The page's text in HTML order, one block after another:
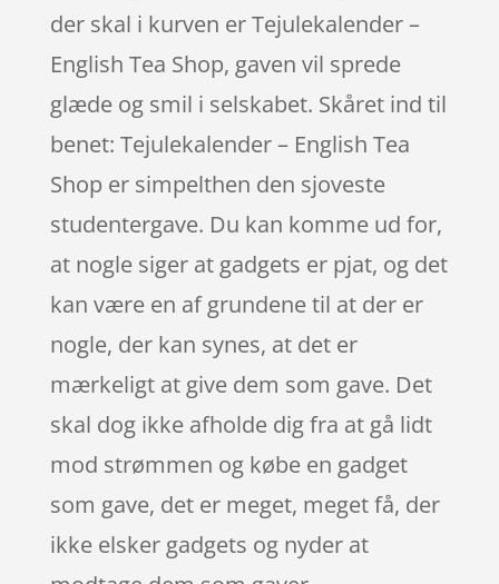
der skal i kurven er Tejulekalender –
English Tea Shop, gaven vil sprede
glæde og smil i selskabet. Skåret ind til
benet: Tejulekalender – English Tea
Shop er simpelthen den sjoveste
studentergave. Du kan komme ud for,
at nogle siger at gadgets er pjat, og det
kan være en af grundene til at der er
nogle, der kan synes, at det er
mærkeligt at give dem som gave. Det
skal dog ikke afholde dig fra at gå lidt
mod strømmen og købe en gadget
som gave, det er meget, meget få, der
ikke elsker gadgets og nyder at